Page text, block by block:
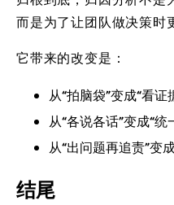
而是为了让团队做决策时
它带来的改变是：
从“拍脑袋”变成“看证
从“各说各话”变成“统
从“出问题再追责”变
结尾